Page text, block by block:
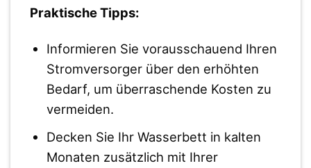
Praktische Tipps:
Informieren Sie vorausschauend Ihren
Stromversorger über den erhöhten
Bedarf, um überraschende Kosten zu
vermeiden.
Decken Sie Ihr Wasserbett in kalten
Monaten zusätzlich mit Ihrer